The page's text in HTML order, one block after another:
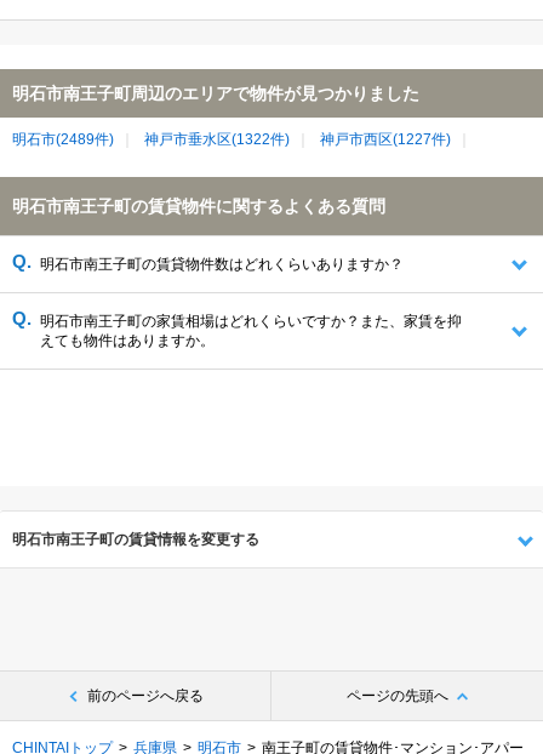
明石市南王子町周辺のエリアで物件が見つかりました
明石市(2489件) 神戸市垂水区(1322件) 神戸市西区(1227件)
明石市南王子町の賃貸物件に関するよくある質問
明石市南王子町の賃貸物件数はどれくらいありますか？
明石市南王子町の家賃相場はどれくらいですか？また、家賃を抑
えても物件はありますか。
明石市南王子町の賃貸情報を変更する
前のページへ戻る ページの先頭へ
CHINTAIトップ 兵庫県 明石市 南王子町の賃貸物件･マンション･アパー